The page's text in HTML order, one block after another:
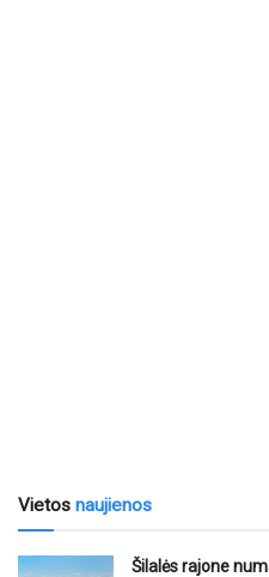
Vietos naujienos
Šilalės rajone